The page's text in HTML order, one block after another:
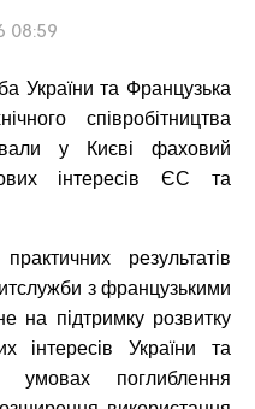
08:59
України та Французька
співробітництва
у Києві фаховий
інтересів ЄС та
результатів
з французькими
на підтримку розвитку
інтересів України та
поглиблення